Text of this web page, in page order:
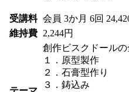
受講料 会員 3か月 6回
維持費 2,244円
創作ビスクドールの
１．原型製作
２．石膏型作り
３．鋳込み